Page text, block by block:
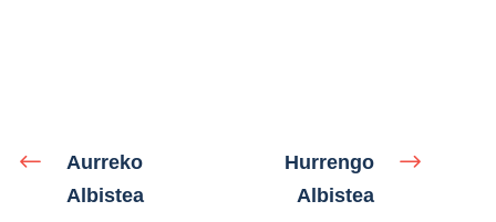
Aurreko
Albistea
Hurrengo
Albistea